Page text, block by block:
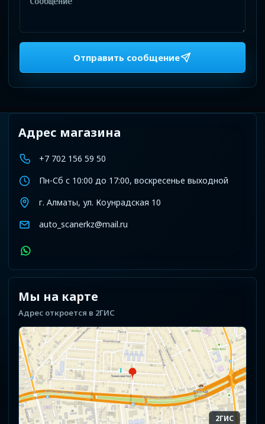
Отправить сообщение
Адрес магазина
+7 702 156 59 50
Пн-Сб с 10:00 до 17:00, воскресенье выходной
г. Алматы, ул. Коунрадская 10
auto_scanerkz@mail.ru
Мы на карте
Адрес откроется в 2ГИС
2ГИС